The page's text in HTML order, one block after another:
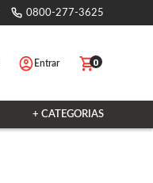
0800-277-3625
Entrar 0
+ CATEGORIAS